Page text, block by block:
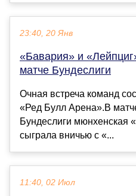
23:40, 20 Янв
«Бавария» и
матче Бундеслиги
Очная встреча команд
«Ред Булл Арена».В
Бундеслиги мюнхенская
сыграла вничью с «...
11:40, 02 Июл